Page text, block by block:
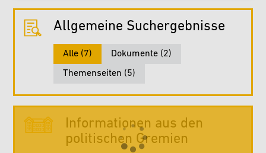
Allgemeine Suchergebnisse
Alle (7) Dokumente (2)
Themenseiten (5)
Informationen aus den
politischen Gremien